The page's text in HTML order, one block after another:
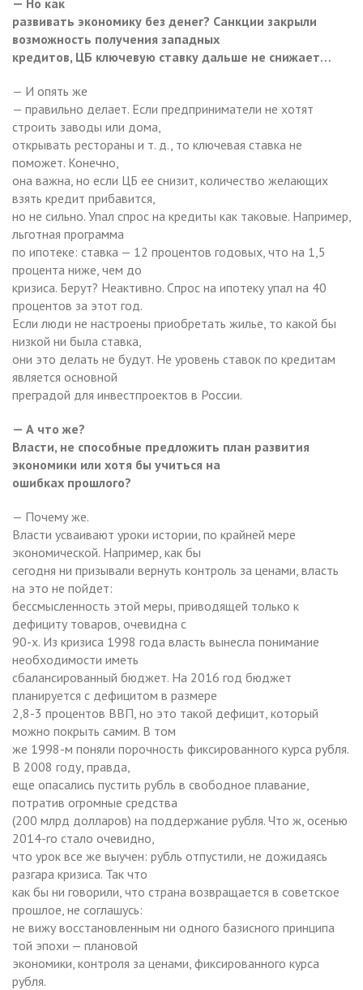
развивать экономику без денег? Санкции закрыли
возможность получения западных
кредитов, ЦБ ключевую ставку дальше не снижает…
— И опять же
— правильно делает. Если предприниматели не хотят
строить заводы или дома,
открывать рестораны и т. д., то ключевая ставка не
поможет. Конечно,
она важна, но если ЦБ ее снизит, количество желающих
взять кредит прибавится,
но не сильно. Упал спрос на кредиты как таковые. Например,
льготная программа
по ипотеке: ставка — 12 процентов годовых, что на 1,5
процента ниже, чем до
кризиса. Берут? Неактивно. Спрос на ипотеку упал на 40
процентов за этот год.
Если люди не настроены приобретать жилье, то какой бы
низкой ни была ставка,
они это делать не будут. Не уровень ставок по кредитам
является основной
преградой для инвестпроектов в России.
— А что же?
Власти, не способные предложить план развития
экономики или хотя бы учиться на
ошибках прошлого?
— Почему же.
Власти усваивают уроки истории, по крайней мере
экономической. Например, как бы
сегодня ни призывали вернуть контроль за ценами, власть
на это не пойдет:
бессмысленность этой меры, приводящей только к
дефициту товаров, очевидна с
90-х. Из кризиса 1998 года власть вынесла понимание
необходимости иметь
сбалансированный бюджет. На 2016 год бюджет
планируется с дефицитом в размере
2,8-3 процентов ВВП, но это такой дефицит, который
можно покрыть самим. В том
же 1998-м поняли порочность фиксированного курса рубля.
В 2008 году, правда,
еще опасались пустить рубль в свободное плавание,
потратив огромные средства
(200 млрд долларов) на поддержание рубля. Что ж, осенью
2014-го стало очевидно,
что урок все же выучен: рубль отпустили, не дожидаясь
разгара кризиса. Так что
как бы ни говорили, что страна возвращается в советское
прошлое, не соглашусь:
не вижу восстановленным ни одного базисного принципа
той эпохи — плановой
экономики, контроля за ценами, фиксированного курса
рубля.